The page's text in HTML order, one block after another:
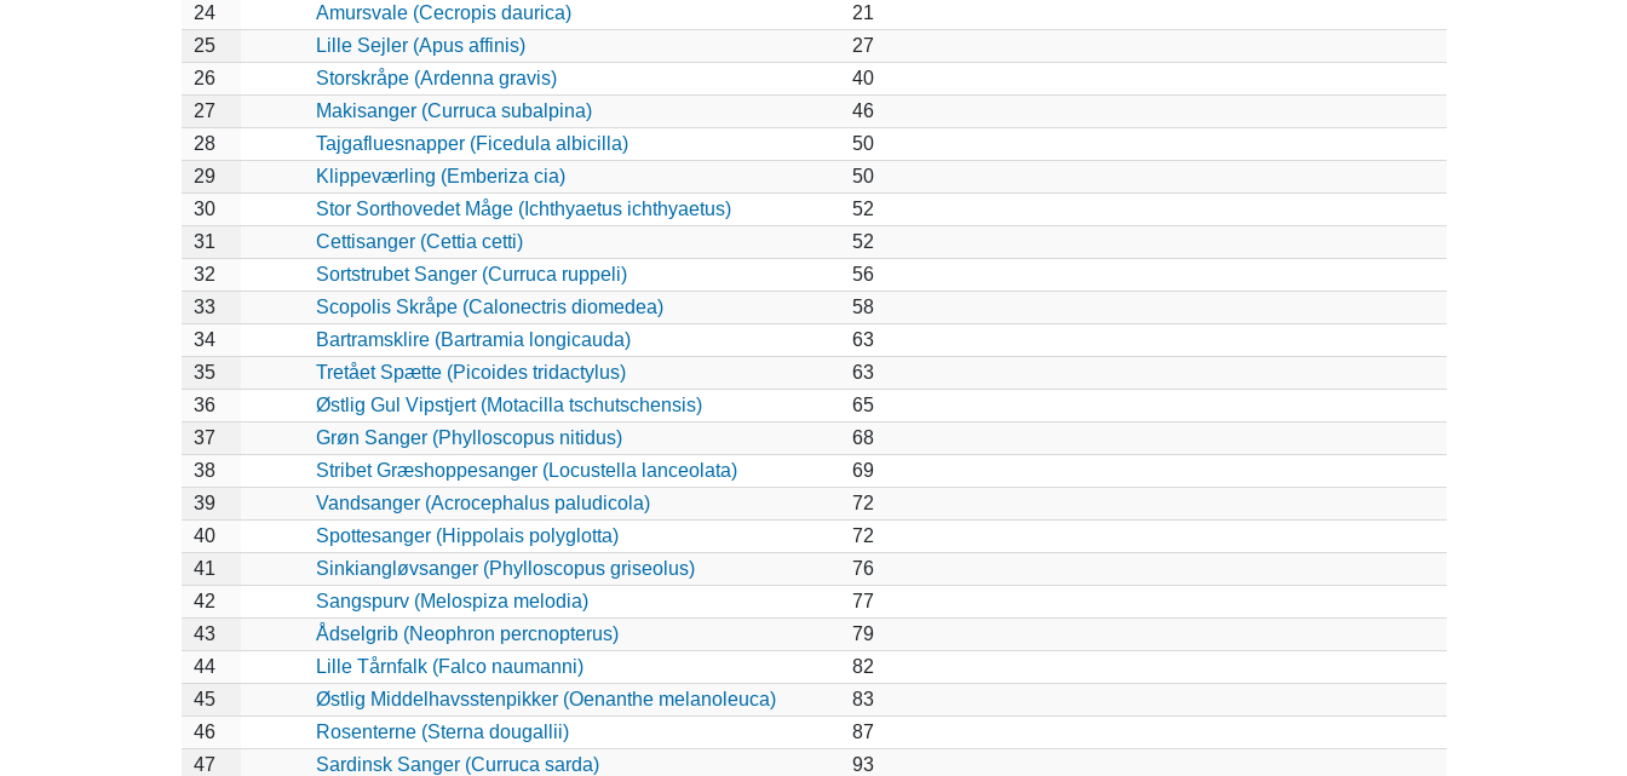
24
Amursvale (Cecropis daurica)
21
25
Lille Sejler (Apus affinis)
27
26
Storskråpe (Ardenna gravis)
40
27
Makisanger (Curruca subalpina)
46
28
Tajgafluesnapper (Ficedula albicilla)
50
29
Klippeværling (Emberiza cia)
50
30
Stor Sorthovedet Måge (Ichthyaetus ichthyaetus)
52
31
Cettisanger (Cettia cetti)
52
32
Sortstrubet Sanger (Curruca ruppeli)
56
33
Scopolis Skråpe (Calonectris diomedea)
58
34
Bartramsklire (Bartramia longicauda)
63
35
Tretået Spætte (Picoides tridactylus)
63
36
Østlig Gul Vipstjert (Motacilla tschutschensis)
65
37
Grøn Sanger (Phylloscopus nitidus)
68
38
Stribet Græshoppesanger (Locustella lanceolata)
69
39
Vandsanger (Acrocephalus paludicola)
72
40
Spottesanger (Hippolais polyglotta)
72
41
Sinkiangløvsanger (Phylloscopus griseolus)
76
42
Sangspurv (Melospiza melodia)
77
43
Ådselgrib (Neophron percnopterus)
79
44
Lille Tårnfalk (Falco naumanni)
82
45
Østlig Middelhavsstenpikker (Oenanthe melanoleuca)
83
46
Rosenterne (Sterna dougallii)
87
47
Sardinsk Sanger (Curruca sarda)
93